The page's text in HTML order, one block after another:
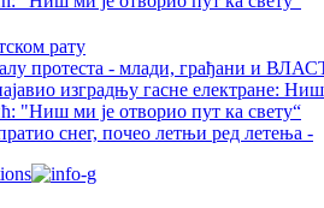
рату
протеста - млади, грађани и
изградњу гасне електране: Ниш
"Ниш ми је отворио пут ка свету“
снег, почео летњи ред летења -